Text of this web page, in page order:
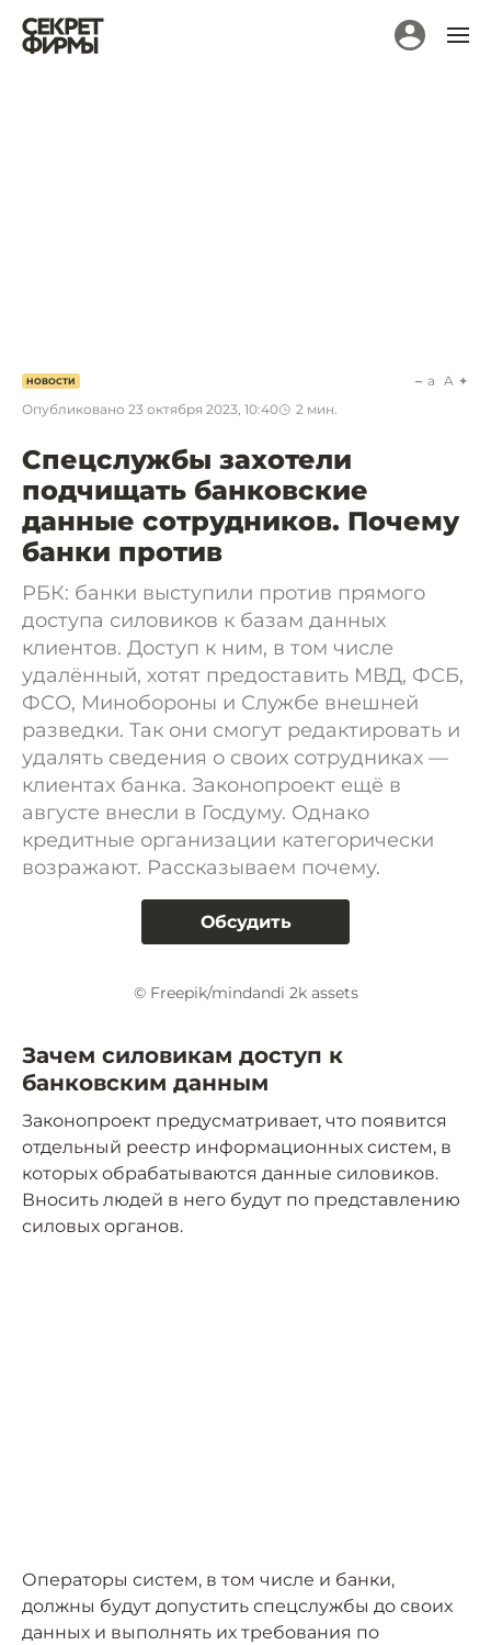
НОВОСТИ
Опубликовано 23 октября 2023, 10:40 2 мин.
a A
Спецслужбы захотели
подчищать банковские
данные сотрудников. Почему
банки против
РБК: банки выступили против прямого
доступа силовиков к базам данных
клиентов. Доступ к ним, в том числе
удалённый, хотят предоставить МВД, ФСБ,
ФСО, Минобороны и Службе внешней
разведки. Так они смогут редактировать и
удалять сведения о своих сотрудниках —
клиентах банка. Законопроект ещё в
августе внесли в Госдуму. Однако
кредитные организации категорически
возражают. Рассказываем почему.
Обсудить
© Freepik/mindandi 2k assets
Зачем силовикам доступ к
банковским данным
Законопроект предусматривает, что появится
отдельный реестр информационных систем, в
которых обрабатываются данные силовиков.
Вносить людей в него будут по представлению
силовых органов.
Операторы систем, в том числе и банки,
должны будут допустить спецслужбы до своих
данных и выполнять их требования по